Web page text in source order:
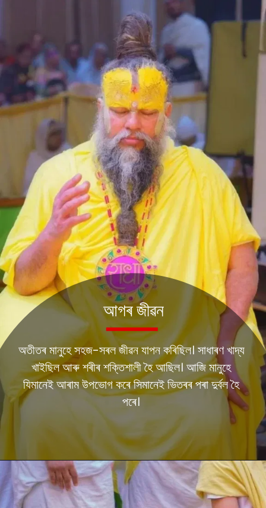
অতীতৰ মানুহে সহজ-সৰল জীৱন যাপন কৰিছিল। সাধাৰণ খাদ্য
খাইছিল আৰু শৰীৰ শক্তিশালী হৈ আছিল। আজি মানুহে
যিমানেই আৰাম উপভোগ কৰে সিমানেই ভিতৰৰ পৰা দুৰ্বল হৈ
পৰে।
আগৰ জীৱন